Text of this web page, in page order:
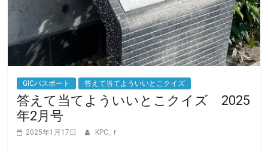
GICパスポート 答えて当てよういいとこクイズ
答えて当てよういいとこクイズ 2025
年2月号
2025年1月17日 KPC_ｆ